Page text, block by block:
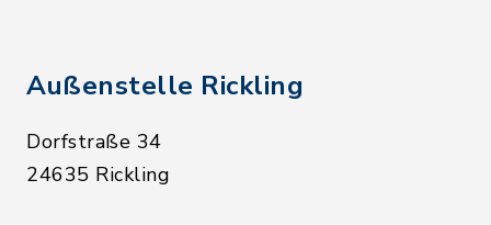
Außenstelle Rickling
Dorfstraße 34
24635 Rickling